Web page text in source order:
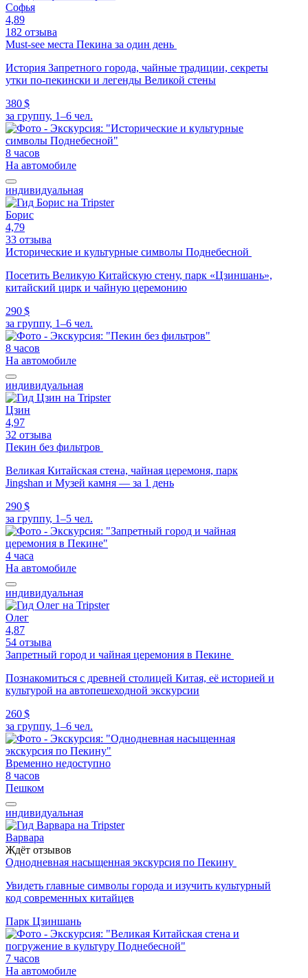
Софья
4,89
182 отзыва
Must-see места Пекина за один день
История Запретного города, чайные традиции, секреты
утки по-пекински и легенды Великой стены
380 $
за группу, 1–6 чел.
8 часов
На автомобиле
индивидуальная
Борис
4,79
33 отзыва
Исторические и культурные символы Поднебесной
Посетить Великую Китайскую стену, парк «Цзиншань»,
китайский цирк и чайную церемонию
290 $
за группу, 1–6 чел.
8 часов
На автомобиле
индивидуальная
Цзин
4,97
32 отзыва
Пекин без фильтров
Великая Китайская стена, чайная церемоня, парк
Jingshan и Музей камня — за 1 день
290 $
за группу, 1–5 чел.
4 часа
На автомобиле
индивидуальная
Олег
4,87
54 отзыва
Запретный город и чайная церемония в Пекине
Познакомиться с древней столицей Китая, её историей и
культурой на автопешеходной экскурсии
260 $
за группу, 1–6 чел.
Временно недоступно
8 часов
Пешком
индивидуальная
Варвара
Ждёт отзывов
Однодневная насыщенная экскурсия по Пекину
Увидеть главные символы города и изучить культурный
код современных китайцев
Парк Цзиншань
7 часов
На автомобиле